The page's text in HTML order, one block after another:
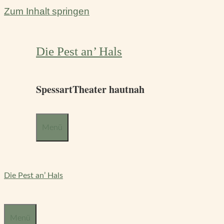
Zum Inhalt springen
Die Pest an’ Hals
SpessartTheater hautnah
Menü
Die Pest an’ Hals
Menü